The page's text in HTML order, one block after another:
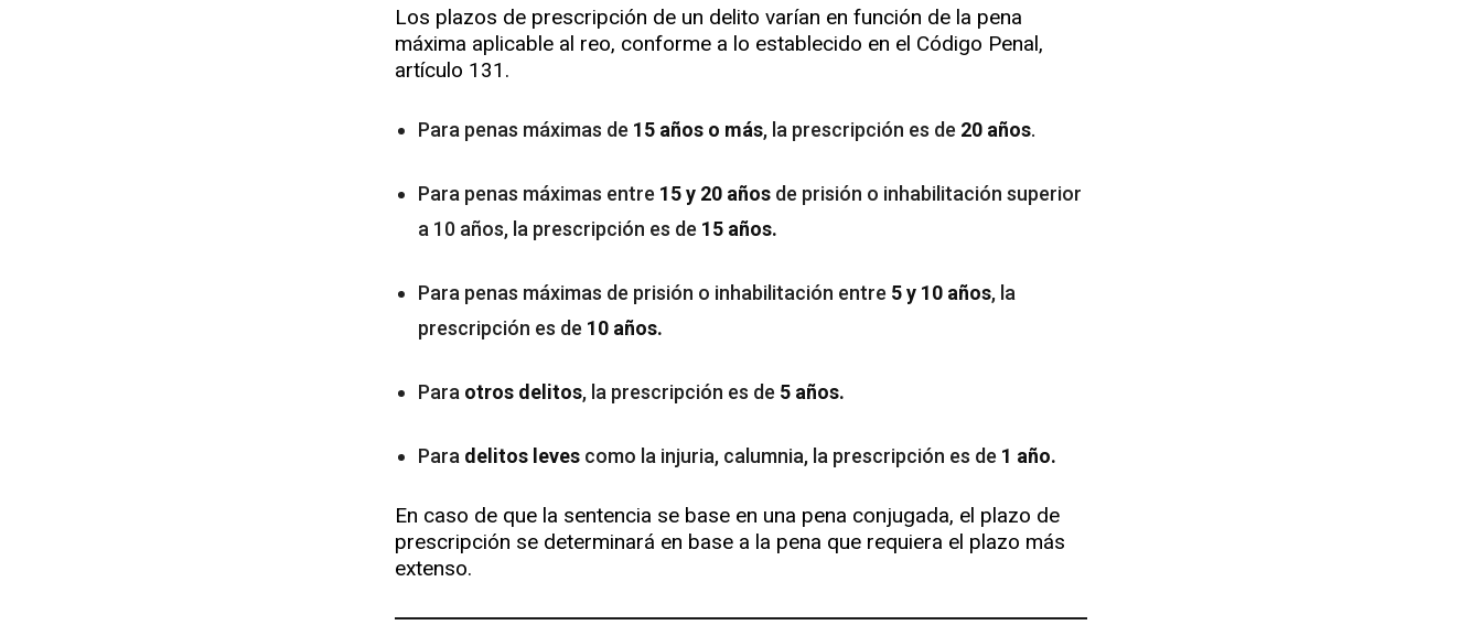
Los plazos de prescripción de un delito varían en función de la pena
máxima aplicable al reo, conforme a lo establecido en el Código Penal,
artículo 131.
Para penas máximas de 15 años o más, la prescripción es de 20 años.
Para penas máximas entre 15 y 20 años de prisión o inhabilitación superior
a 10 años, la prescripción es de 15 años.
Para penas máximas de prisión o inhabilitación entre 5 y 10 años, la
prescripción es de 10 años.
Para otros delitos, la prescripción es de 5 años.
Para delitos leves como la injuria, calumnia, la prescripción es de 1 año.
En caso de que la sentencia se base en una pena conjugada, el plazo de
prescripción se determinará en base a la pena que requiera el plazo más
extenso.